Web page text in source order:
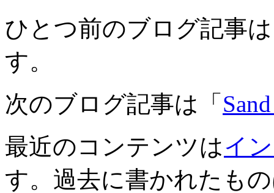
ひとつ前のブログ記事
す。
次のブログ記事は「
最近のコンテンツはイ
す。過去に書かれたも